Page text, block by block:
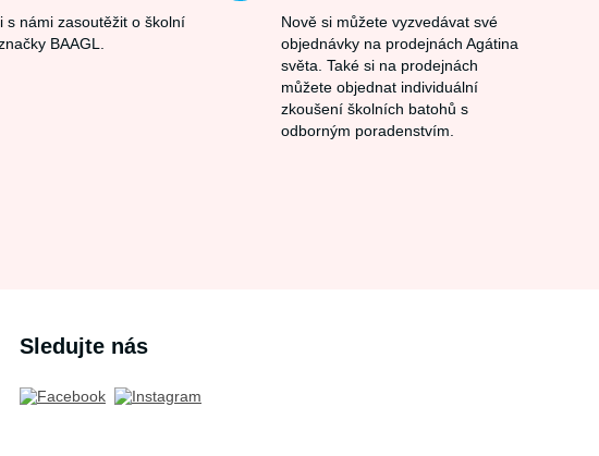
s námi zasoutěžit o školní
BAAGL.
Nově si můžete vyzvedávat své
objednávky na prodejnách Agátina
světa. Také si na prodejnách
můžete objednat individuální
zkoušení školních batohů s
odborným poradenstvím.
Sledujte nás